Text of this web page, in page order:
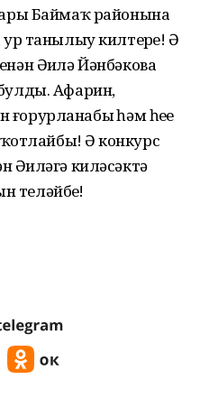
Баймаҡ районына
танылыу килтерҙе! Ә
Әҙилә Йәнбәкова
Афарин,
ғорурланабыҙ һәм һеҙҙе
Ә конкурс
киләсәктә